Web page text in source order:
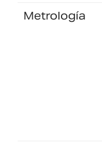
Metrología